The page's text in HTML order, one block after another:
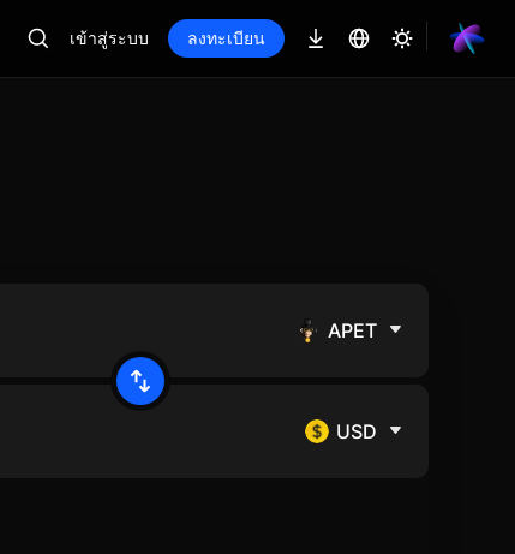
เข้าสู่ระบบ ลงทะเบียน
APET
USD